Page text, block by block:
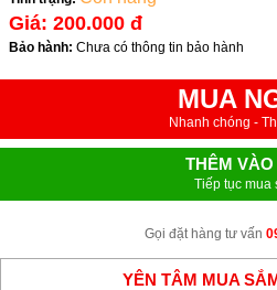
Giá: 200.000 đ
Bảo hành: Chưa có thông tin bảo hành
MUA
Nhanh chóng -
THÊM VÀO
Tiếp tục mua
Gọi đặt hàng tư vấn
YÊN TÂM MUA